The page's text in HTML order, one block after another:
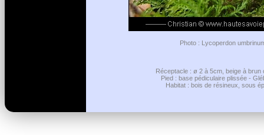
Photo : Lycoperdon
Réceptacle : ø 2 à 5cm, beige à
Pied : base pédiculaire plissée -
Habitat : bois de résineux, sous